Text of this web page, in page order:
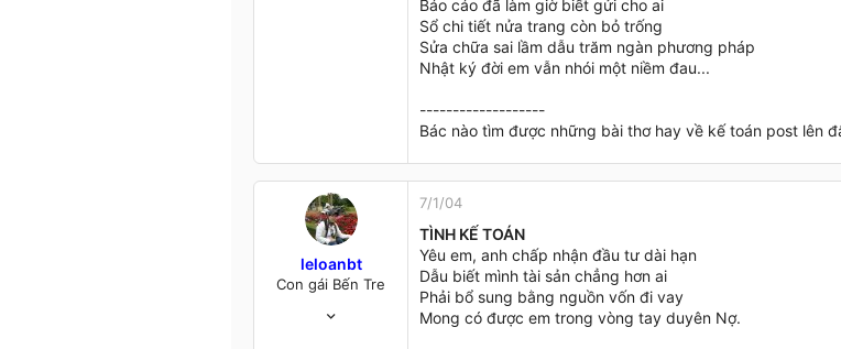
Báo cáo đã làm giờ biết gửi cho ai
Sổ chi tiết nửa trang còn bỏ trống
Sửa chữa sai lầm dẫu trăm ngàn phương pháp
Nhật ký đời em vẫn nhói một niềm đau...
-------------------
Bác nào tìm được những bài thơ hay về kế toán post lên
leloanbt
Con gái Bến Tre
7/1/04
TÌNH KẾ TOÁN
Yêu em, anh chấp nhận đầu tư dài hạn
Dẫu biết mình tài sản chẳng hơn ai
Phải bổ sung bằng nguồn vốn đi vay
Mong có được em trong vòng tay duyên Nợ.